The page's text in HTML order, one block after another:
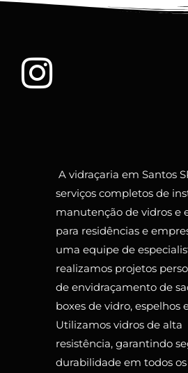
A vidraçaria em Santos
serviços completos de
manutenção de vidros e
para residências e
uma equipe de
realizamos projetos
de envidraçamento de
boxes de vidro, espelhos
Utilizamos vidros de alta
resistência, garantindo
durabilidade em todos os